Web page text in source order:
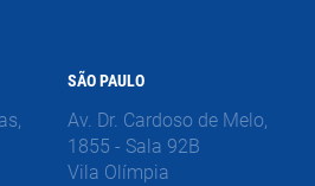
SÃO PAULO
Av. Dr. Cardoso de Melo,
1855 - Sala 92B
Vila Olímpia